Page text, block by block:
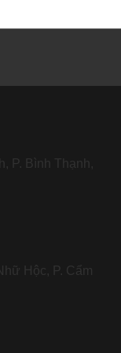
bài viết dưới đây
P. Bình Thạnh,
Hộc, P. Cẩm